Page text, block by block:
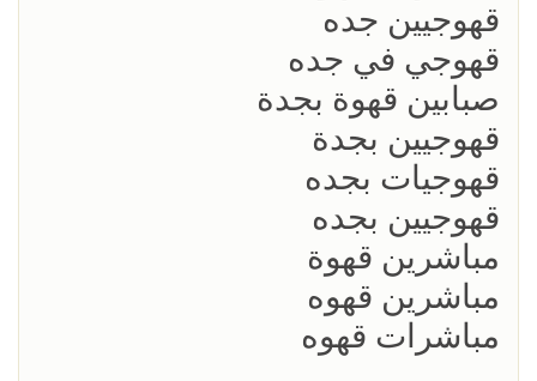
قهوجيين جده
قهوجي في جده
صبابين قهوة بجدة
قهوجيين بجدة
قهوجيات بجده
قهوجيين بجده
مباشرين قهوة
مباشرين قهوه
مباشرات قهوه